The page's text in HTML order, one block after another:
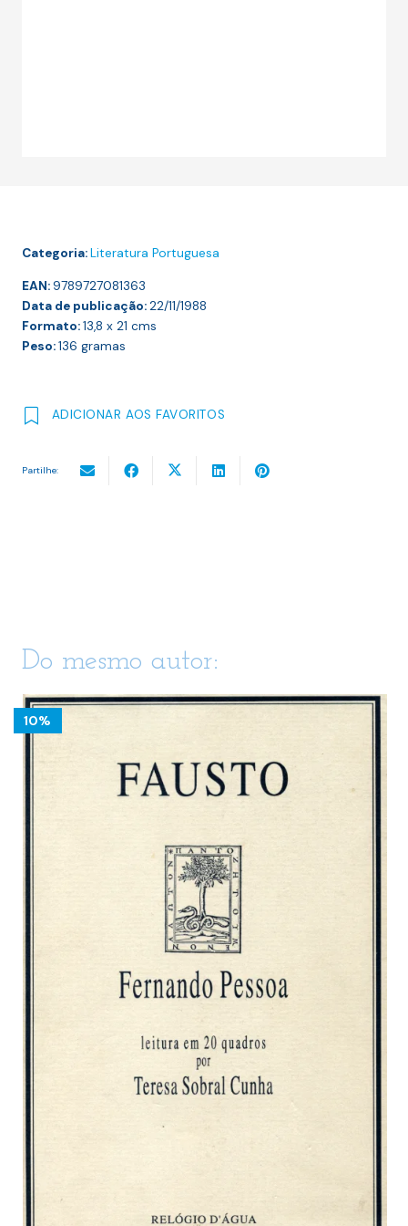
Categoria:Literatura Portuguesa
EAN:9789727081363
Data de publicação:22/11/1988
Formato:13,8 x 21 cms
Peso:136 gramas
ADICIONAR AOS FAVORITOS
Partilhe:
Do mesmo autor:
10%